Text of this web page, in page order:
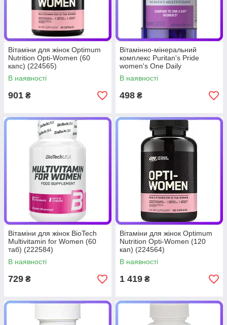
Вітаміни для жінок Optimum
Nutrition Opti-Women (60
капс) (224565)
В наявності
901 ₴
Вітамінно-мінеральний
комплекс Puritan's Pride
women's One Daily
Multivitamins (100 капс)
(224952)
В наявності
498 ₴
Вітаміни для жінок BioTech
Multivitamin for Women (60
таб) (222584)
В наявності
729 ₴
Вітаміни для жінок Optimum
Nutrition Opti-Women (120
кап) (224564)
В наявності
1 419 ₴